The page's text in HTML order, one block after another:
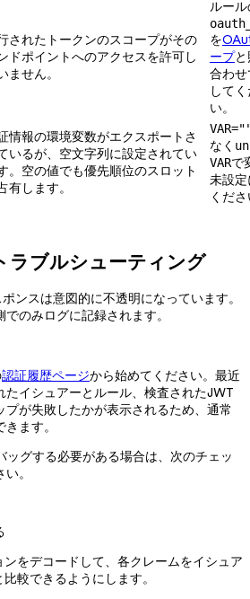
されたトークンのスコープがその
ドポイントへのアクセスを許可し
ません。
ルー
を
ープと
合わ
して
い。
情報の環境変数がエクスポートさ
いるが、空文字列に設定されてい
。空の値でも優先順位のスロット
有します。
なく
VARで
未設
くだ
ラブルシューティング
ポンスは意図的に不透明になっています。
のみログに記録されます。
認証履歴ページから始めてください。最近
たイシュアーとルール、検査されたJWT
プが失敗したかが表示されるため、通常
ます。
ッグする必要がある場合は、次のチェッ
。
をデコードして、各クレームをイシュア
較できるようにします。